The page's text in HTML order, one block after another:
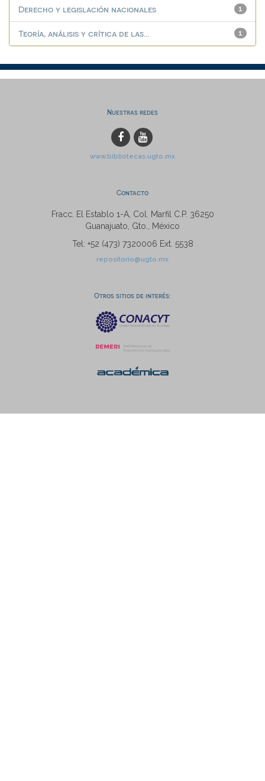
1
Derecho y legislación nacionales
1
Teoría, análisis y crítica de las...
Nuestras redes
www.bibliotecas.ugto.mx
Contacto
Fracc. El Establo 1-A, Col. Marfil C.P. 36250
Guanajuato, Gto., México
Tel: +52 (473) 7320006 Ext. 5538
repositorio@ugto.mx
Otros sitios de interés: